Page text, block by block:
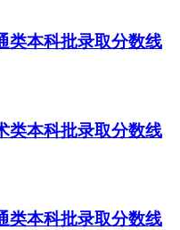
类本科批录取分数线
类本科批录取分数线
类本科批录取分数线